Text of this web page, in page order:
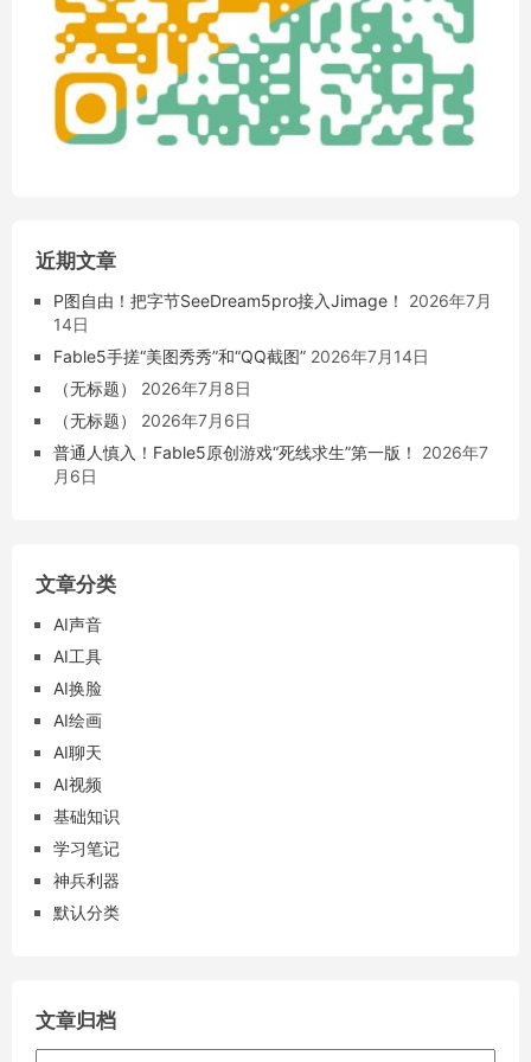
近期文章
P图自由！把字节SeeDream5pro接入Jimage！
2026年7月
14日
Fable5手搓“美图秀秀”和“QQ截图” 2026年7月14日
（无标题）
2026年7月8日
（无标题）
2026年7月6日
普通人慎入！Fable5原创游戏“死线求生”第一版！
2026年7
月6日
文章分类
AI声音
AI工具
AI换脸
AI绘画
AI聊天
AI视频
基础知识
学习笔记
神兵利器
默认分类
文章归档